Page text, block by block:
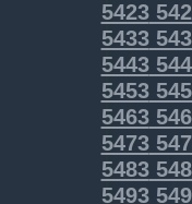
5423
5433
5443
5453
5463
5473
5483
5493